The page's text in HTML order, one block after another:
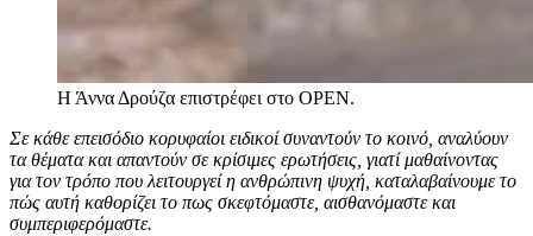
Η Άννα Δρούζα επιστρέφει στο OPEN.
Σε κάθε επεισόδιο κορυφαίοι ειδικοί συναντούν το κοινό, αναλύουν
τα θέματα και απαντούν σε κρίσιμες ερωτήσεις, γιατί μαθαίνοντας
για τον τρόπο που λειτουργεί η ανθρώπινη ψυχή, καταλαβαίνουμε το
πώς αυτή καθορίζει το πως σκεφτόμαστε, αισθανόμαστε και
συμπεριφερόμαστε.